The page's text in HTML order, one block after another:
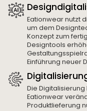
Eationwear nutzt
um dem
Konzept zum
Designtools
Einführung neuer
Die
Eationwear
Produktlieferung